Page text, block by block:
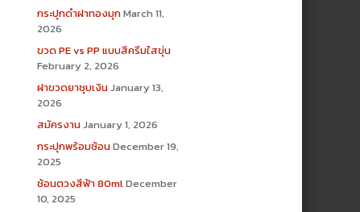
กระปุกดำฝาทองมุกMarch 11,
2026
ขวด PE vs PP แบบสีครีมใสขุ่น
February 2, 2026
ฝาขวดยาชุบเงินJanuary 13,
2026
สมัครงานJanuary 1, 2026
กระปุกพร้อมช้อนDecember 19,
2025
ช้อนตวงสีฟ้า 80mlDecember
10, 2025